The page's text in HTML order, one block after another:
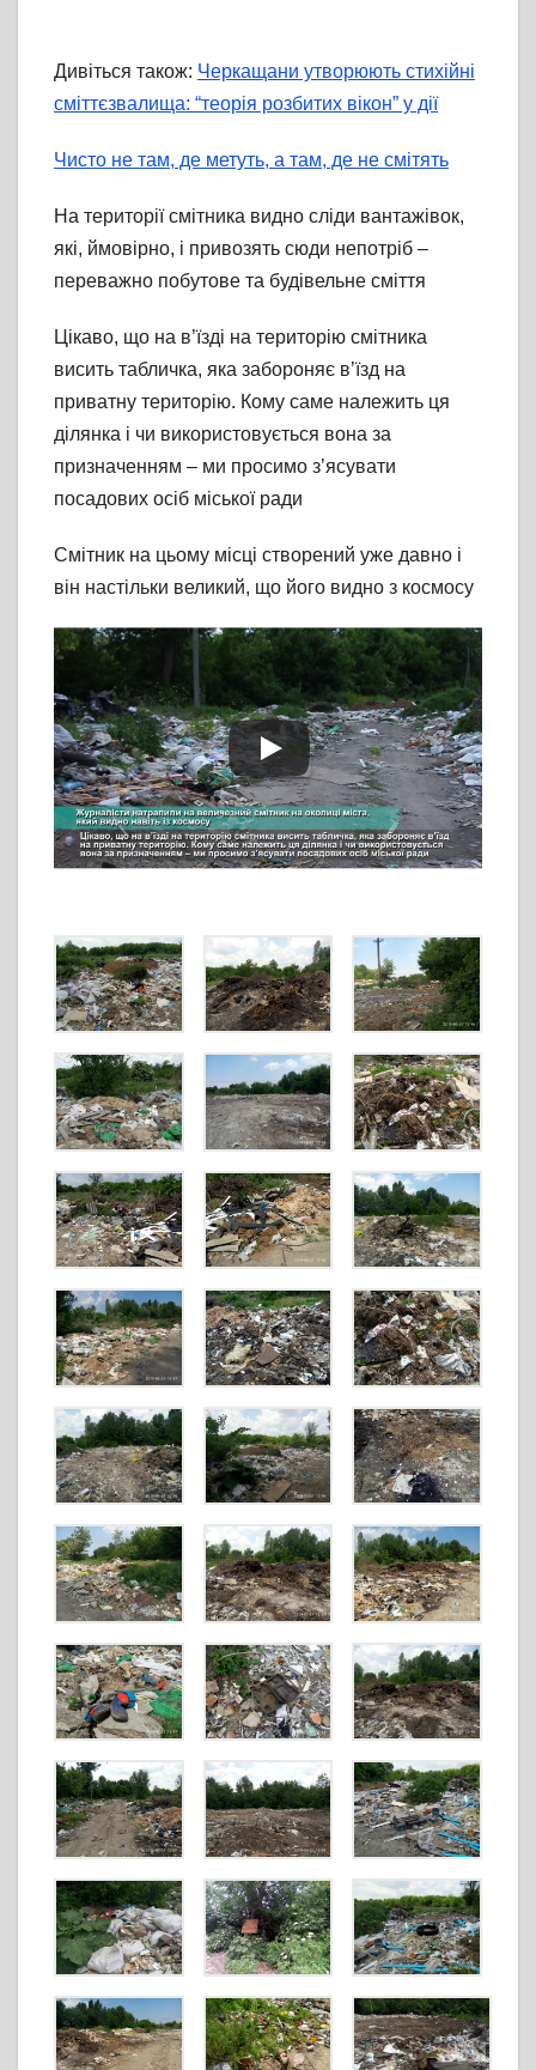
Дивіться також: Черкащани утворюють стихійні
сміттєзвалища: “теорія розбитих вікон” у дії
Чисто не там, де метуть, а там, де не смітять
На території смітника видно сліди вантажівок,
які, ймовірно, і привозять сюди непотріб –
переважно побутове та будівельне сміття
Цікаво, що на в’їзді на територію смітника
висить табличка, яка забороняє в’їзд на
приватну територію. Кому саме належить ця
ділянка і чи використовується вона за
призначенням – ми просимо з’ясувати
посадових осіб міської ради
Смітник на цьому місці створений уже давно і
він настільки великий, що його видно з космосу